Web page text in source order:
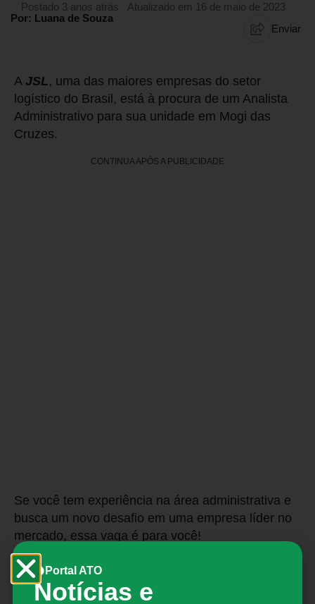
Postado 3 anos atrás
Atualizado em 16 de maio de 2023
Por: Luana de Souza
Enviar
A JSL, uma das maiores empresas do setor
logístico do Brasil, está à procura de um Analista
Administrativo para sua unidade em Mogi das
Cruzes.
CONTINUA APÓS A PUBLICIDADE
Se você tem experiência na área administrativa e
busca um novo desafio em uma empresa líder no
mercado, essa vaga é para você!
JSL Busca Analista
Administrativo em Mogi das
Portal ATO
Notícias e